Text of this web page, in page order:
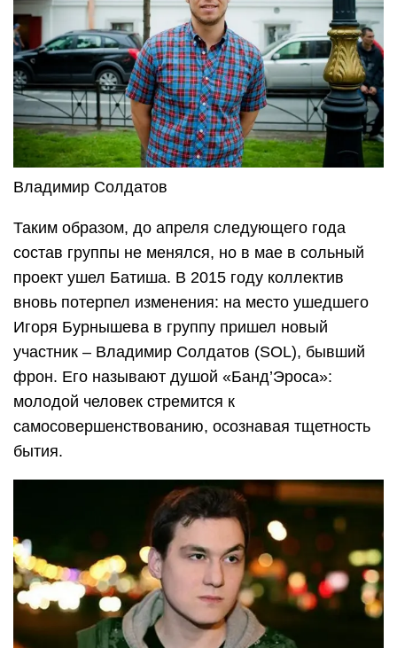
Владимир Солдатов
Таким образом, до апреля следующего года
состав группы не менялся, но в мае в сольный
проект ушел Батиша. В 2015 году коллектив
вновь потерпел изменения: на место ушедшего
Игоря Бурнышева в группу пришел новый
участник – Владимир Солдатов (SOL), бывший
фрон. Его называют душой «Банд’Эроса»:
молодой человек стремится к
самосовершенствованию, осознавая тщетность
бытия.